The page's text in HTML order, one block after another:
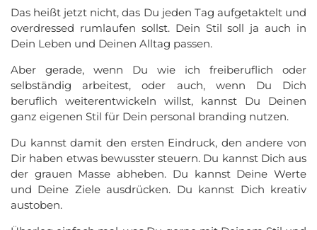
Das heißt jetzt nicht, das Du jeden Tag aufgetaktelt und
overdressed rumlaufen sollst. Dein Stil soll ja auch in
Dein Leben und Deinen Alltag passen.
Aber gerade, wenn Du wie ich freiberuflich oder
selbständig arbeitest, oder auch, wenn Du Dich
beruflich weiterentwickeln willst, kannst Du Deinen
ganz eigenen Stil für Dein personal branding nutzen.
Du kannst damit den ersten Eindruck, den andere von
Dir haben etwas bewusster steuern. Du kannst Dich aus
der grauen Masse abheben. Du kannst Deine Werte
und Deine Ziele ausdrücken. Du kannst Dich kreativ
austoben.